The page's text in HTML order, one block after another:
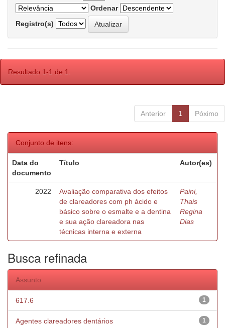
Ordenar
Registro(s)
Resultado 1-1 de 1.
Anterior 1 Póximo
Conjunto de itens:
Data do
documento
Título Autor(es)
2022
Avaliação comparativa dos efeitos
de clareadores com ph ácido e
básico sobre o esmalte e a dentina
e sua ação clareadora nas
técnicas interna e externa
Paini,
Thais
Regina
Dias
Busca refinada
Assunto
1
617.6
1
Agentes clareadores dentários